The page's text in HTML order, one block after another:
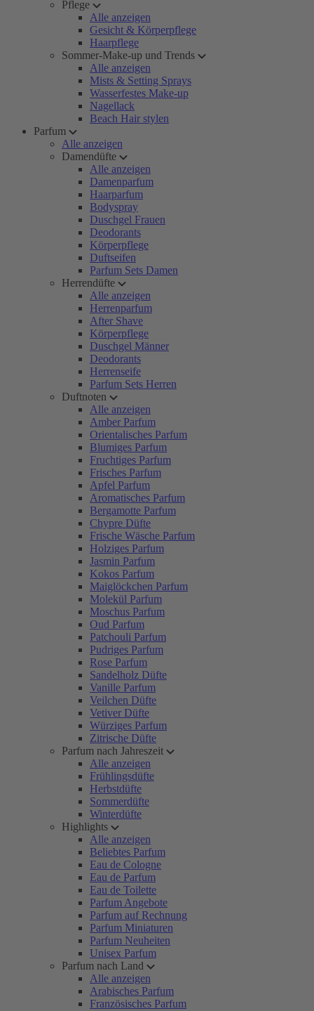
Pflege
Alle anzeigen
Gesicht & Körperpflege
Haarpflege
Sommer-Make-up und Trends
Alle anzeigen
Mists & Setting Sprays
Wasserfestes Make-up
Nagellack
Beach Hair stylen
Parfum
Alle anzeigen
Damendüfte
Alle anzeigen
Damenparfum
Haarparfum
Bodyspray
Duschgel Frauen
Deodorants
Körperpflege
Duftseifen
Parfum Sets Damen
Herrendüfte
Alle anzeigen
Herrenparfum
After Shave
Körperpflege
Duschgel Männer
Deodorants
Herrenseife
Parfum Sets Herren
Duftnoten
Alle anzeigen
Amber Parfum
Orientalisches Parfum
Blumiges Parfum
Fruchtiges Parfum
Frisches Parfum
Apfel Parfum
Aromatisches Parfum
Bergamotte Parfum
Chypre Düfte
Frische Wäsche Parfum
Holziges Parfum
Jasmin Parfum
Kokos Parfum
Maiglöckchen Parfum
Molekül Parfum
Moschus Parfum
Oud Parfum
Patchouli Parfum
Pudriges Parfum
Rose Parfum
Sandelholz Düfte
Vanille Parfum
Veilchen Düfte
Vetiver Düfte
Würziges Parfum
Zitrische Düfte
Parfum nach Jahreszeit
Alle anzeigen
Frühlingsdüfte
Herbstdüfte
Sommerdüfte
Winterdüfte
Highlights
Alle anzeigen
Beliebtes Parfum
Eau de Cologne
Eau de Parfum
Eau de Toilette
Parfum Angebote
Parfum auf Rechnung
Parfum Miniaturen
Parfum Neuheiten
Unisex Parfum
Parfum nach Land
Alle anzeigen
Arabisches Parfum
Französisches Parfum